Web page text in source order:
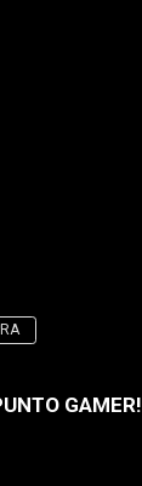
GAMER!